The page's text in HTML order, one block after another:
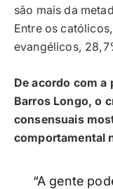
são mais da
Entre os
evangélicos,
De acordo com a
Barros Longo, o
consensuais
comportamental
“A gente